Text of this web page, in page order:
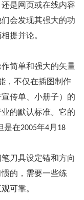
是网页或在线内容
会发现其强大的功
提并论。
简单和强大的矢量
，不仅在插图制作
传单、小册子）的
的默认标准。它的
是在2005年4月18
刀具设定锚和方向
的，需要一些练
可靠。